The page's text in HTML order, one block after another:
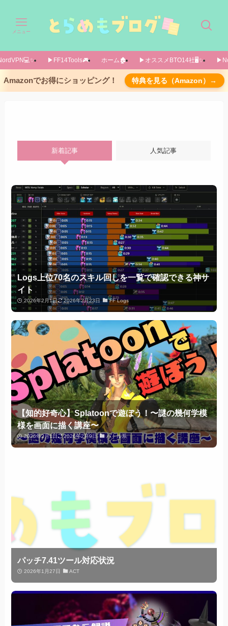
メニュー
▶FF14Tools🎮️ ホーム🏚️ ▶オススメBTO14社🖥️✨️
Amazonでお得にショッピング！ 特典を見る（Amazon）→
新着記事 人気記事
Logs上位70名のスキル回しを一覧で確認できる神サ
イト
2026年2月1日 2026年2月23日 FF Logs
【知的好奇心】Splatoonで遊ぼう！〜謎の幾何学模
様を画面に描く講座〜
2026年2月1日 2026年2月9日 バトル系
パッチ7.41ツール対応状況
2026年1月27日 ACT